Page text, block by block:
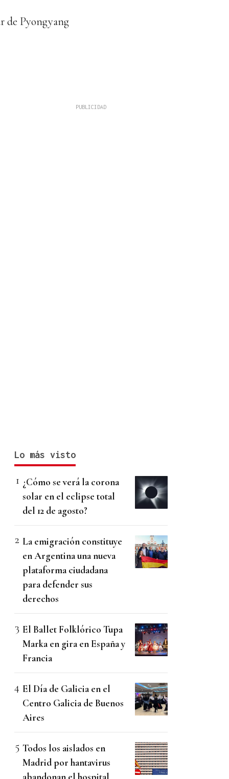
de Pyongyang
Lo más visto
¿Cómo se verá la corona
solar en el eclipse total
del 12 de agosto?
La emigración constituye
en Argentina una nueva
plataforma ciudadana
para defender sus
derechos
El Ballet Folklórico Tupa
Marka en gira en España y
Francia
El Día de Galicia en el
Centro Galicia de Buenos
Aires
Todos los aislados en
Madrid por hantavirus